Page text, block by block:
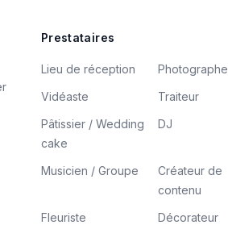
Prestataires
Lieu de réception
Photographe
Vidéaste
Traiteur
Pâtissier / Wedding
cake
DJ
Musicien / Groupe
Créateur de
contenu
Fleuriste
Décorateur